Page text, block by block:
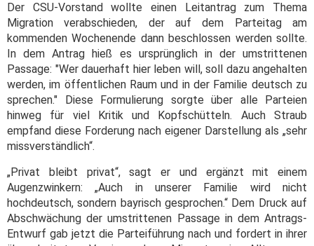
Der CSU-Vorstand wollte einen Leitantrag zum Thema
Migration verabschieden, der auf dem Parteitag am
kommenden Wochenende dann beschlossen werden sollte.
In dem Antrag hieß es ursprünglich in der umstrittenen
Passage: "Wer dauerhaft hier leben will, soll dazu angehalten
werden, im öffentlichen Raum und in der Familie deutsch zu
sprechen."
Diese Formulierung sorgte über alle Parteien
hinweg für viel Kritik und Kopfschütteln. Auch Straub
empfand diese Forderung nach eigener Darstellung als „sehr
missverständlich“.
„Privat bleibt privat“, sagt er und ergänzt mit einem
Augenzwinkern: „Auch in unserer Familie wird nicht
hochdeutsch, sondern bayrisch gesprochen.“ Dem Druck auf
Abschwächung der umstrittenen Passage in dem Antrags-
Entwurf gab jetzt die Parteiführung nach und fordert in ihrer